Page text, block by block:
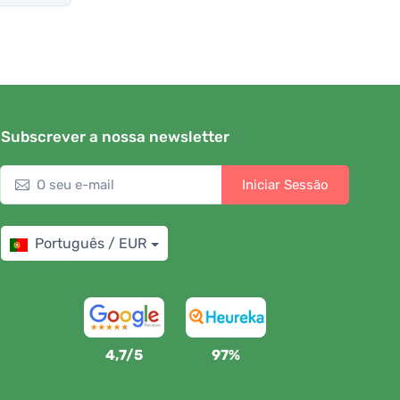
Subscrever a nossa newsletter
Iniciar Sessão
Português / EUR
4,7/5 97%